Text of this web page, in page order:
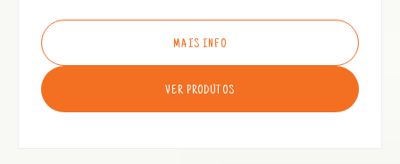
MAIS INFO
VER PRODUTOS